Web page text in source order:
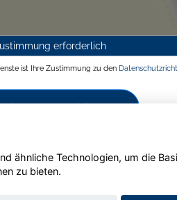
erforderlich
ist Ihre Zustimmung zu den
und aktivieren
ähnliche Technologien, um die
zu bieten.